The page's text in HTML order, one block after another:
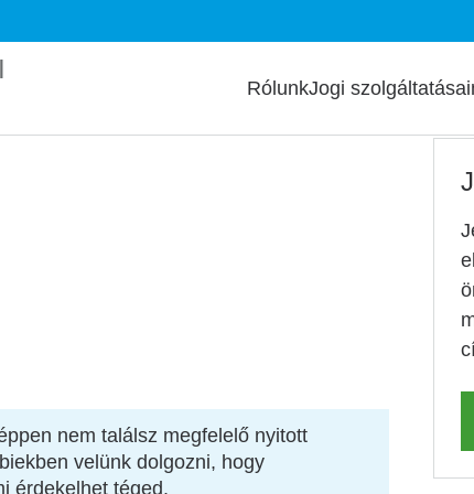
Főmenü
RólunkJogi
nem találsz megfelelő nyitott
velünk dolgozni, hogy
érdekelhet téged.